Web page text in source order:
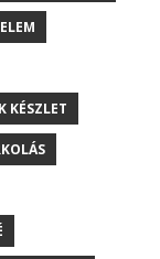
KÉSZLET